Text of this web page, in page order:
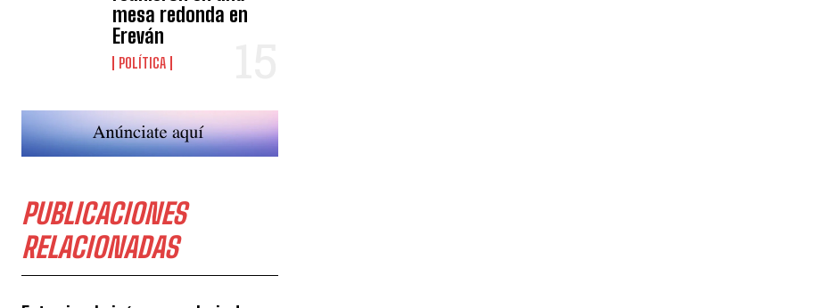
mesa redonda en
Ereván
POLÍTICA
PUBLICACIONES
RELACIONADAS